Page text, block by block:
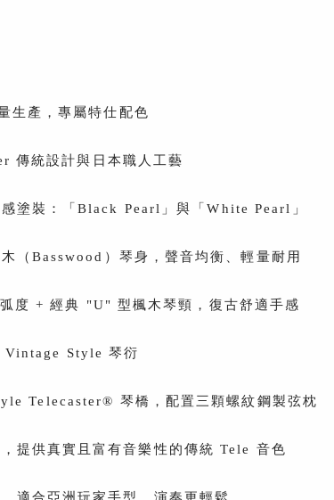
生產，專屬特仕配色
傳統設計與日本職人工藝
塗裝：「Black Pearl」與「White Pearl」
（Basswood）琴身，聲音均衡、輕量耐用
度 + 經典 "U" 型楓木琴頸，復古舒適手感
Vintage Style 琴衍
Telecaster® 琴橋，配置三顆螺紋鋼製弦枕
提供真實且富有音樂性的傳統 Tele 音色